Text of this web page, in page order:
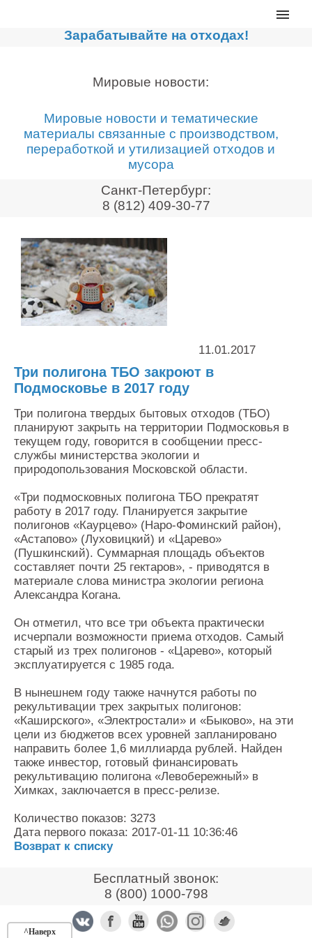
Главная
Сортировочные линии
Дробильное оборудование
Компакторы, контейнеры
Реализованные проекты
Видео
Новости компании
Мировые новости
О нас
Контакты
Зарабатывайте на отходах!
Мировые новости:
Мировые новости и тематические
материалы связанные с производством,
переработкой и утилизацией отходов и
мусора
Санкт-Петербург:
8 (812) 409-30-77
11.01.2017
Три полигона ТБО закроют в
Подмосковье в 2017 году
Три полигона твердых бытовых отходов (ТБО)
планируют закрыть на территории Подмосковья в
текущем году, говорится в сообщении пресс-
службы министерства экологии и
природопользования Московской области.
«Три подмосковных полигона ТБО прекратят
работу в 2017 году. Планируется закрытие
полигонов «Каурцево» (Наро-Фоминский район),
«Астапово» (Луховицкий) и «Царево»
(Пушкинский). Суммарная площадь объектов
составляет почти 25 гектаров», - приводятся в
материале слова министра экологии региона
Александра Когана.
Он отметил, что все три объекта практически
исчерпали возможности приема отходов. Самый
старый из трех полигонов - «Царево», который
эксплуатируется с 1985 года.
В нынешнем году также начнутся работы по
рекультивации трех закрытых полигонов:
«Каширского», «Электростали» и «Быково», на эти
цели из бюджетов всех уровней запланировано
направить более 1,6 миллиарда рублей. Найден
также инвестор, готовый финансировать
рекультивацию полигона «Левобережный» в
Химках, заключается в пресс-релизе.
Количество показов: 3273
Дата первого показа: 2017-01-11 10:36:46
Возврат к списку
Бесплатный звонок:
8 (800) 1000-798
^Наверх